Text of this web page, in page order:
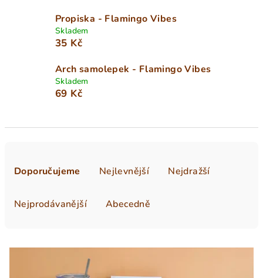
Propiska - Flamingo Vibes
Skladem
35 Kč
Arch samolepek - Flamingo Vibes
Skladem
69 Kč
p
Doporučujeme Nejlevnější Nejdražší
Nejprodávanější Abecedně
V